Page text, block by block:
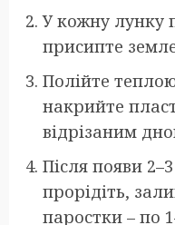
У кожну лунку
присипте
Полійте
накрийте
відрізаним
Після появи
прорідіть,
паростки – по